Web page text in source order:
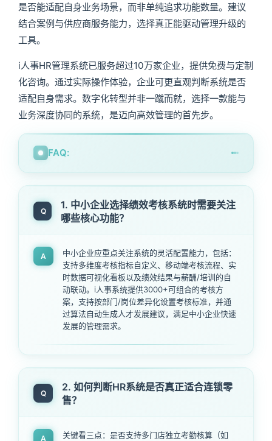
是否能适配自身业务场景，而非单纯追求功能数量。建议
结合案例与供应商服务能力，选择真正能驱动管理升级的
工具。
i人事HR管理系统已服务超过10万家企业，提供免费与定制
化咨询。通过实际操作体验，企业可更直观判断系统是否
适配自身需求。数字化转型并非一蹴而就，选择一款能与
业务深度协同的系统，是迈向高效管理的首先步。
FAQ:
Q
1. 中小企业选择绩效考核系统时需要关注
哪些核心功能？
A
中小企业应重点关注系统的灵活配置能力，包括：
支持多维度考核指标自定义、移动端考核流程、实
时数据可视化看板以及绩效结果与薪酬/培训的自
动联动。i人事系统提供3000+可组合的考核方
案，支持按部门/岗位差异化设置考核标准，并通
过算法自动生成人才发展建议，满足中小企业快速
发展的管理需求。
Q
2. 如何判断HR系统是否真正适合连锁零
售？
A 关键看三点：是否支持多门店独立考勤核算（如